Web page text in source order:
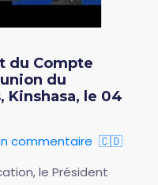
du Compte
du
Kinshasa, le 04
commentaire 🇨🇩
le Président